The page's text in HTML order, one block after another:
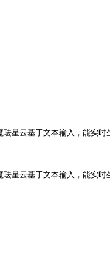
云基于文本输入，能实
云基于文本输入，能实